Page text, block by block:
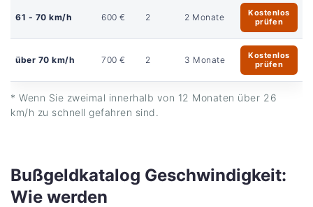
61 - 70 km/h 600 € 2 2 Monate
Kostenlos
prüfen
über 70 km/h 700 € 2 3 Monate
Kostenlos
prüfen
* Wenn Sie zweimal innerhalb von 12 Monaten über 26
km/h zu schnell gefahren sind.
Bußgeldkatalog Geschwindigkeit:
Wie werden